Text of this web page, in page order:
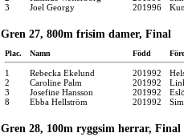
3
Joel Georgy 201996
Gren 27, 800m frisim damer, Final
Plac. Namn Född
1 Rebecka Ekelund 201992
2
Caroline Palm 201992
3
Josefine Hansson 201992
8
Ebba Hellström 201992
Gren 28, 100m ryggsim herrar, Final